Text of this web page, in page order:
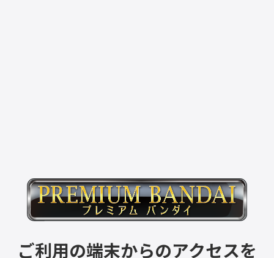
ご利用の端末からのアクセスを